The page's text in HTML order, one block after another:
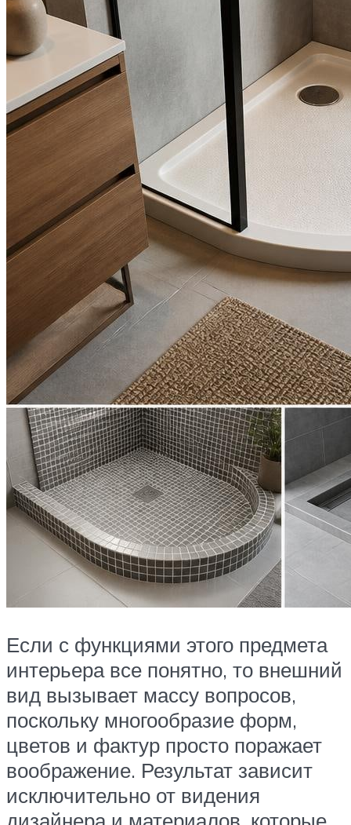
Если с функциями этого предмета
интерьера все понятно, то внешний
вид вызывает массу вопросов,
поскольку многообразие форм,
цветов и фактур просто поражает
воображение. Результат зависит
исключительно от видения